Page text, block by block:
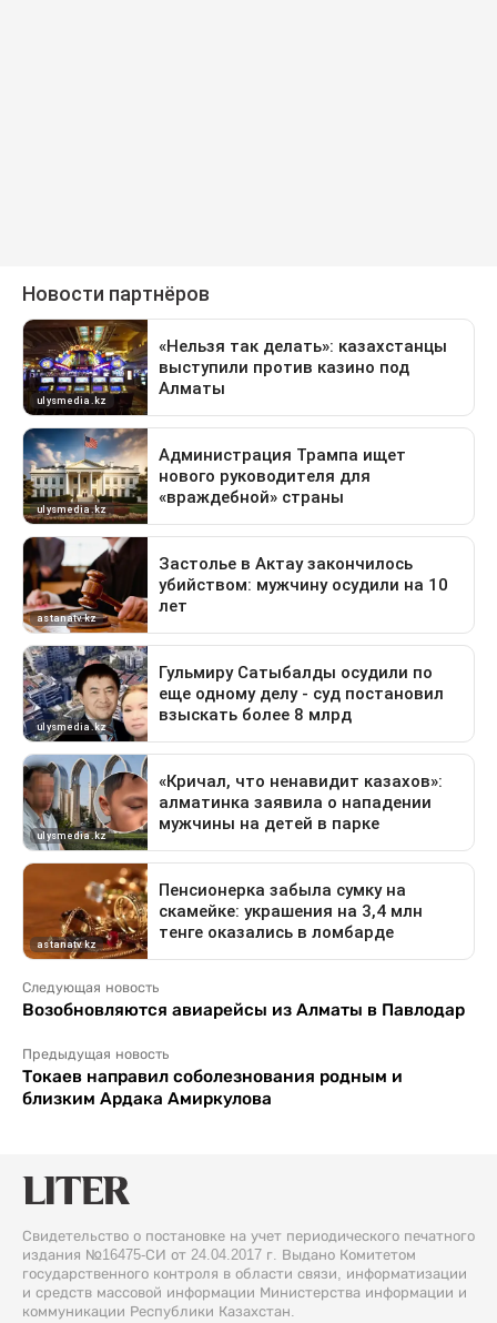
Следующая новость
Возобновляются авиарейсы из Алматы в Павлодар
Предыдущая новость
Токаев направил соболезнования родным и
близким Ардака Амиркулова
Свидетельство о постановке на учет периодического печатного
издания №16475-СИ от 24.04.2017 г. Выдано Комитетом
государственного контроля в области связи, информатизации
и средств массовой информации Министерства информации и
коммуникации Республики Казахстан.